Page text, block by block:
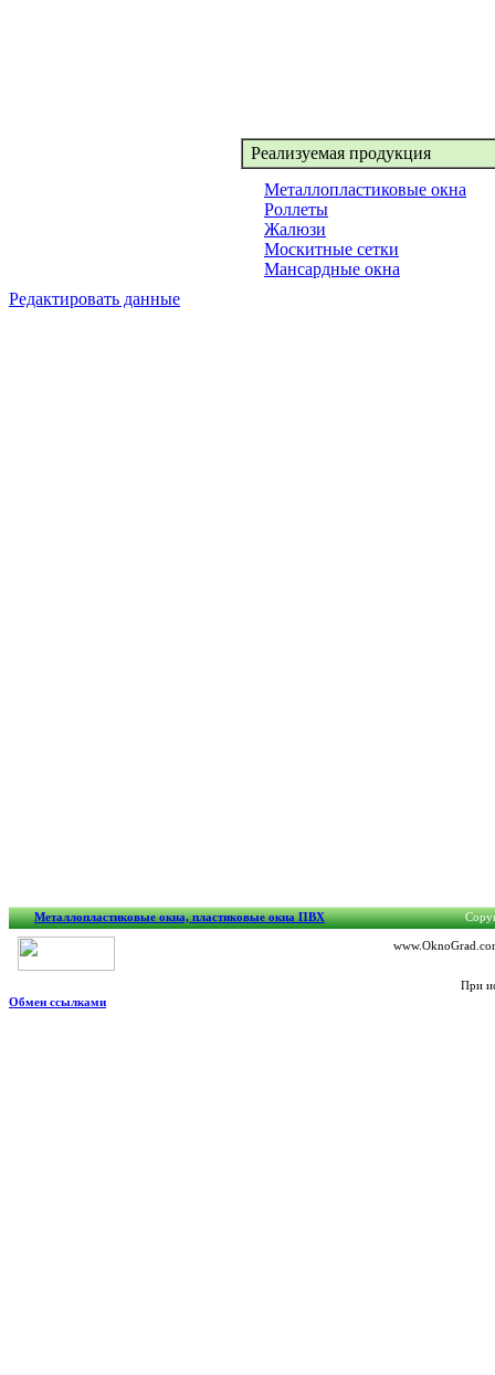
Реализуемая продукция
Металлопластиковые окна
Роллеты
Жалюзи
Москитные сетки
Мансардные окна
Редактировать данные
Металлопластиковые окна, пластиковые окна ПВХ
При
Обмен ссылками